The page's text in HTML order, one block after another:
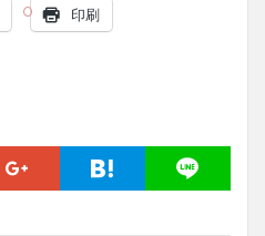
印刷